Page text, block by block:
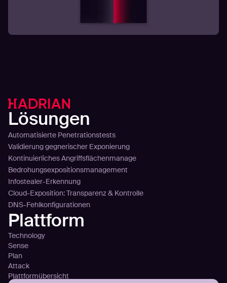
Lösungen
Automatisierte Penetrationstests
Validierung gegnerischer Exponierung
Kontinuierliches Angriffsflächenmanage
Bedrohungsexpositionsmanagement
Infostealer-Erkennung
Cloud-Exposition: Transparenz & Kontrolle
DNS-Fehlkonfigurationen
Plattform
Technology
Sense
Plan
Attack
Plattformübersicht